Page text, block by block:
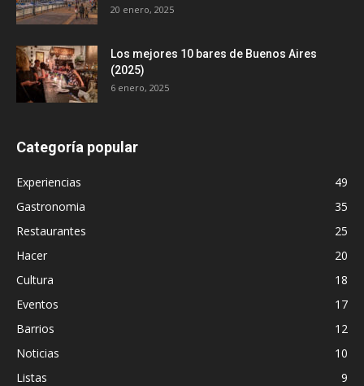
20 enero, 2025
Los mejores 10 bares de Buenos Aires
(2025)
6 enero, 2025
Categoría popular
Experiencias
49
Gastronomia
35
Restaurantes
25
Hacer
20
Cultura
18
Eventos
17
Barrios
12
Noticias
10
Listas
9